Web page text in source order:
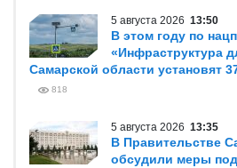
5 августа 2026 13:50
В этом году по
«Инфраструктура
Самарской области установят
818
5 августа 2026 13:35
В Правительстве
обсудили меры